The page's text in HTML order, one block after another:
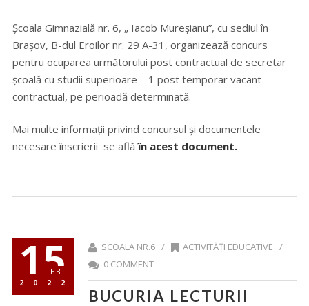
Școala Gimnazială nr. 6, „ Iacob Mureșianu”, cu sediul în
Brașov, B-dul Eroilor nr. 29 A-31, organizează concurs
pentru ocuparea următorului post contractual de secretar
școală cu studii superioare – 1 post temporar vacant
contractual, pe perioadă determinată.
Mai multe informații privind concursul și documentele
necesare înscrierii se aflăîn acest document.
15
FEB.
2022
SCOALA NR.6 / ACTIVITĂȚI EDUCATIVE /
0 COMMENT
BUCURIA LECTURII